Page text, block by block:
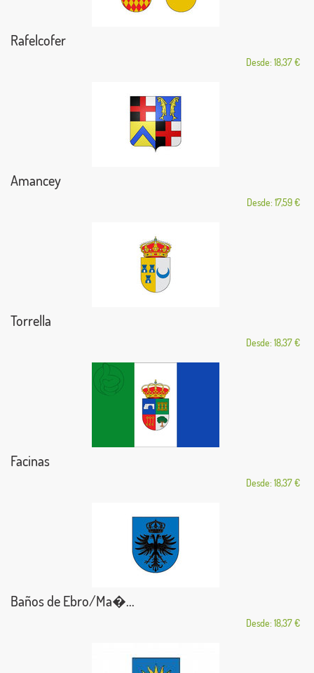
Rafelcofer
Desde: 18,37 €
Amancey
Desde: 17,59 €
Torrella
Desde: 18,37 €
Facinas
Desde: 18,37 €
Baños de Ebro/Ma�...
Desde: 18,37 €